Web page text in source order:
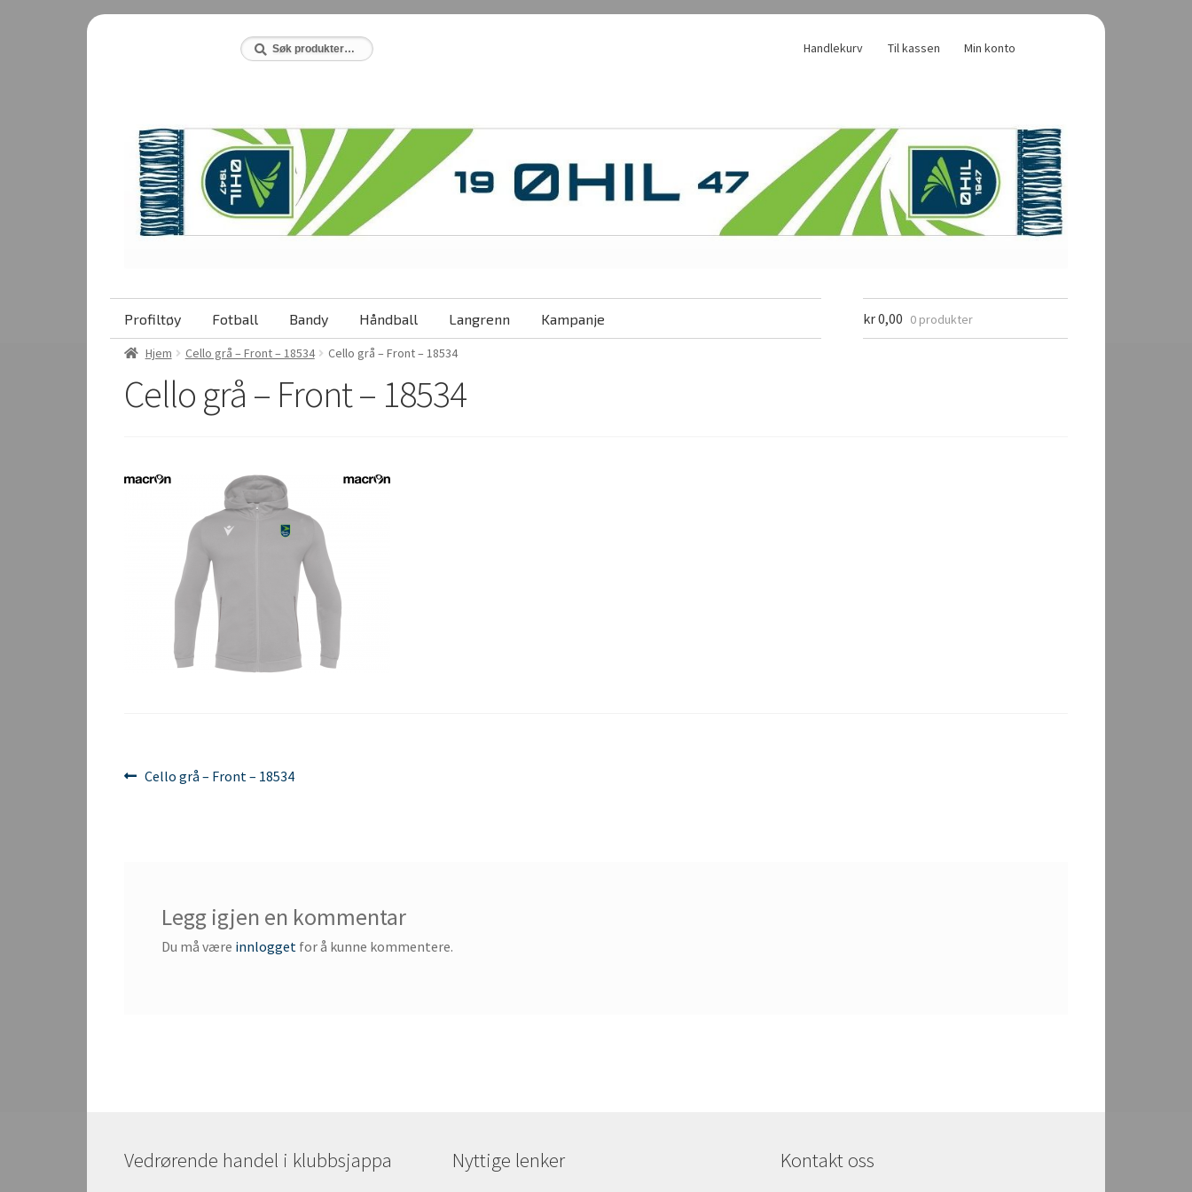
Søk
etter:
Søk Handlekurv Til kassen Min konto
Profiltøy Fotball Bandy Håndball Langrenn Kampanje kr0,00 0 produkter
Hjem Cello grå – Front – 18534 Cello grå – Front – 18534
Cello grå – Front – 18534
Innleggsnavigasjon
Forrige
Cello grå – Front – 18534
Legg igjen en kommentar
Du må være innlogget for å kunne kommentere.
Vedrørende handel i klubbsjappa Nyttige lenker Kontakt oss